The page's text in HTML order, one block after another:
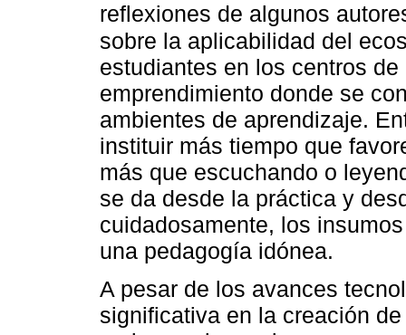
reflexiones de algunos
sobre la aplicabilidad del
estudiantes en los centros
emprendimiento donde se
ambientes de aprendizaje.
instituir más tiempo que
más que escuchando o
se da desde la práctica y
cuidadosamente, los
una pedagogía idónea.
A pesar de los avances
significativa en la creación